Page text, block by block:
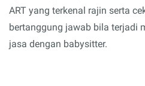
ART yang terkenal rajin serta
bertanggung jawab bila terjadi
jasa dengan babysitter.